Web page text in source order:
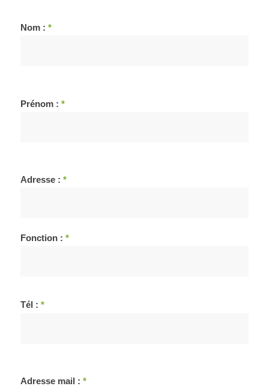
Nom : *
Prénom : *
Adresse : *
Fonction : *
Tél : *
Adresse mail : *